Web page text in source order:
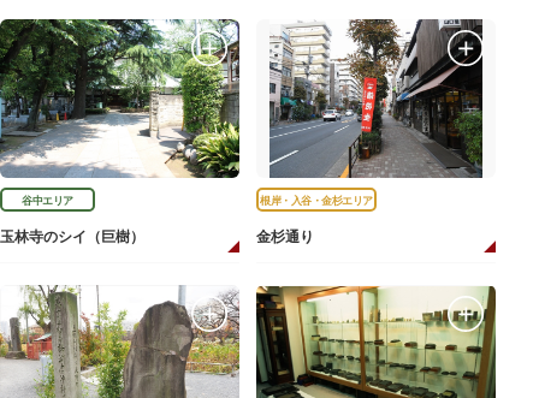
谷中エリア
玉林寺のシイ（巨樹）
根岸・入谷・金杉エリア
金杉通り